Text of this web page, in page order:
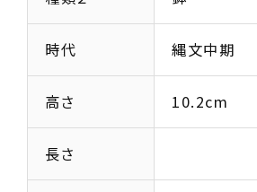
時代 縄文中期
高さ 10.2cm
長さ